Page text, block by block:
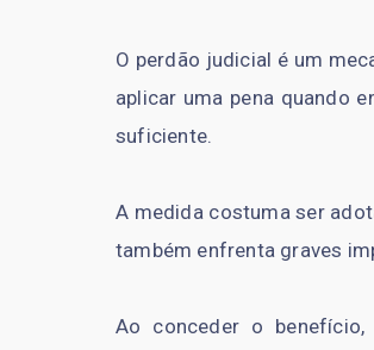
O perdão judicial é um
aplicar uma pena quando
suficiente.
A medida costuma ser
também enfrenta graves
Ao conceder o